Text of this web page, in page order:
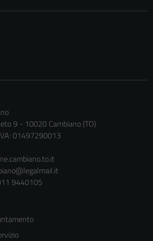
9 - 10020 Cambiano (TO)
01497290013
9440105
Questi cookie
sono necessari